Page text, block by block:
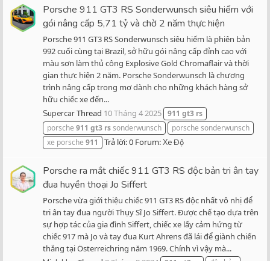
Porsche 911 GT3 RS Sonderwunsch siêu hiếm với
gói nâng cấp 5,71 tỷ và chờ 2 năm thực hiện
Porsche 911 GT3 RS Sonderwunsch siêu hiếm là phiên bản
992 cuối cùng tại Brazil, sở hữu gói nâng cấp đỉnh cao với
màu sơn làm thủ công Explosive Gold Chromaflair và thời
gian thực hiện 2 năm. Porsche Sonderwunsch là chương
trình nâng cấp trong mơ dành cho những khách hàng sở
hữu chiếc xe đến...
SupercarThread 10 Tháng 4 2025 911 gt3 rs
porsche 911 gt3 rssonderwunsch
porsche sonderwunsch
xe porsche 911 Trả lời: 0 Forum:Xe Độ
Porsche ra mắt chiếc 911 GT3 RS độc bản tri ân tay
đua huyền thoại Jo Siffert
Porsche vừa giới thiệu chiếc 911 GT3 RS độc nhất vô nhị để
tri ân tay đua người Thụy Sĩ Jo Siffert. Được chế tạo dựa trên
sự hợp tác của gia đình Siffert, chiếc xe lấy cảm hứng từ
chiếc 917 mà Jo và tay đua Kurt Ahrens đã lái để giành chiến
thắng tại Österreichring năm 1969. Chính vì vậy mà...